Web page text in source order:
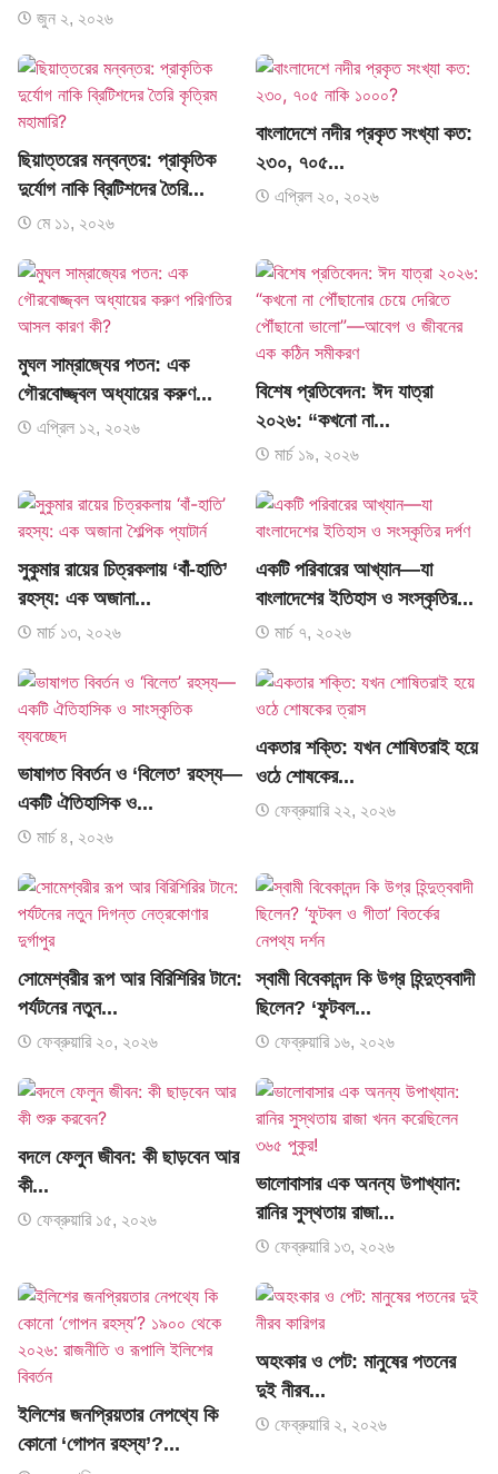
জুন ২, ২০২৬
ছিয়াত্তরের মন্বন্তর: প্রাকৃতিক
দুর্যোগ নাকি ব্রিটিশদের তৈরি...
মে ১১, ২০২৬
বাংলাদেশে নদীর প্রকৃত সংখ্যা কত:
২৩০, ৭০৫...
এপ্রিল ২০, ২০২৬
মুঘল সাম্রাজ্যের পতন: এক
গৌরবোজ্জ্বল অধ্যায়ের করুণ...
এপ্রিল ১২, ২০২৬
বিশেষ প্রতিবেদন: ঈদ যাত্রা
২০২৬: “কখনো না...
মার্চ ১৯, ২০২৬
সুকুমার রায়ের চিত্রকলায় ‘বাঁ-হাতি’
রহস্য: এক অজানা...
মার্চ ১৩, ২০২৬
একটি পরিবারের আখ্যান—যা
বাংলাদেশের ইতিহাস ও সংস্কৃতির...
মার্চ ৭, ২০২৬
ভাষাগত বিবর্তন ও ‘বিলেত’ রহস্য—
একটি ঐতিহাসিক ও...
মার্চ ৪, ২০২৬
একতার শক্তি: যখন শোষিতরাই হয়ে
ওঠে শোষকের...
ফেব্রুয়ারি ২২, ২০২৬
সোমেশ্বরীর রূপ আর বিরিশিরির টানে:
পর্যটনের নতুন...
ফেব্রুয়ারি ২০, ২০২৬
স্বামী বিবেকানন্দ কি উগ্র হিন্দুত্ববাদী
ছিলেন? ‘ফুটবল...
ফেব্রুয়ারি ১৬, ২০২৬
বদলে ফেলুন জীবন: কী ছাড়বেন আর
কী...
ফেব্রুয়ারি ১৫, ২০২৬
ভালোবাসার এক অনন্য উপাখ্যান:
রানির সুস্থতায় রাজা...
ফেব্রুয়ারি ১৩, ২০২৬
ইলিশের জনপ্রিয়তার নেপথ্যে কি
কোনো ‘গোপন রহস্য’?...
অহংকার ও পেট: মানুষের পতনের
দুই নীরব...
ফেব্রুয়ারি ২, ২০২৬